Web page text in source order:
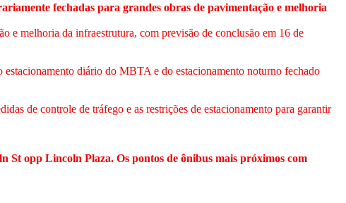
fechadas para grandes obras de pavimentação e melhoria
e melhoria da infraestrutura, com previsão de conclusão em 16 de
estacionamento diário do MBTA e do estacionamento noturno fechado
de controle de tráfego e as restrições de estacionamento para garantir
St opp Lincoln Plaza. Os pontos de ônibus mais próximos com